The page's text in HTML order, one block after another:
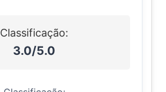
Classificação:
3.0/5.0